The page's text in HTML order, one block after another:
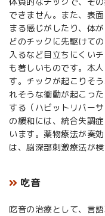
できません。また、表
まる感じがしたり、体
どのチックに先駆けて
入るなど目立ちにくい
も著しいものです。本
す。チックが起こりそ
れそうな衝動が起こっ
する（ハビットリバー
の緩和には、統合失調
います。薬物療法が奏
は、脳深部刺激療法が
吃音
吃音の治療として、言